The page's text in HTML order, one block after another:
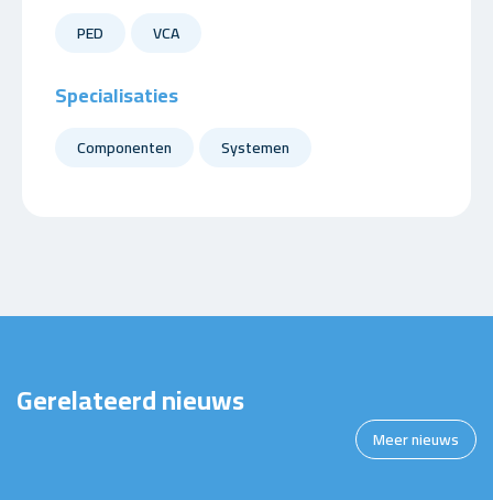
PED VCA
Specialisaties
Componenten Systemen
Gerelateerd nieuws
Meer nieuws